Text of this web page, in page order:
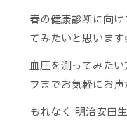
春の健康診断に向
てみたいと思います
血圧を測ってみた
フまでお気軽にお
もれなく 明治安田